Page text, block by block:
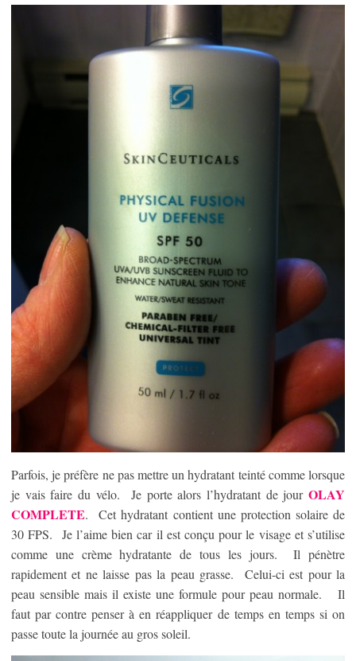
Parfois, je préfère ne pas mettre un hydratant teinté comme lorsque
je vais faire du vélo. Je porte alors l’hydratant de jour OLAY
COMPLETE. Cet hydratant contient une protection solaire de
30 FPS. Je l’aime bien car il est conçu pour le visage et s’utilise
comme une crème hydratante de tous les jours. Il pénètre
rapidement et ne laisse pas la peau grasse. Celui-ci est pour la
peau sensible mais il existe une formule pour peau normale. Il
faut par contre penser à en réappliquer de temps en temps si on
passe toute la journée au gros soleil.